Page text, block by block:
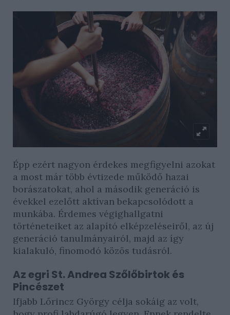
Épp ezért nagyon érdekes megfigyelni azokat
a most már több évtizede működő hazai
borászatokat, ahol a második generáció is
évekkel ezelőtt aktívan bekapcsolódott a
munkába. Érdemes végighallgatni
történeteiket az alapító elképzeléseiről, az új
generáció tanulmányairól, majd az így
kialakuló, finomodó közös tudásról.
Az egri St. Andrea Szőlőbirtok és
Pincészet
Ifjabb Lőrincz György célja sokáig az volt,